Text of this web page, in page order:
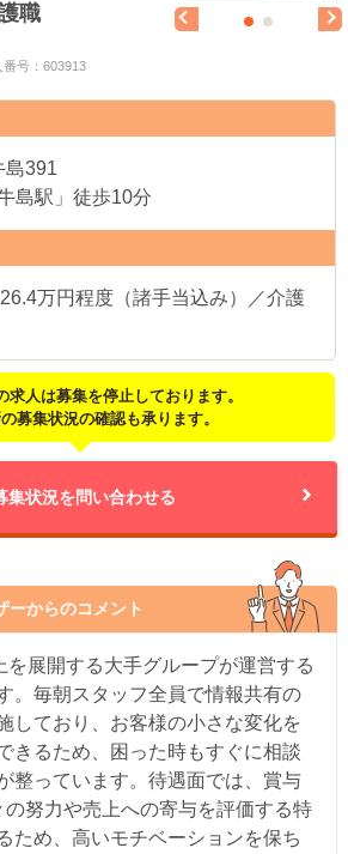
職
番号：603913
島391
島駅」徒歩10分
万円程度（諸手当込み）／介護
求人は募集を停止しております。
募集状況の確認も承ります。
集状況を問い合わせる
ーからのコメント
を展開する大手グループが運営する
。毎朝スタッフ全員で情報共有の
しており、お客様の小さな変化を
きるため、困った時もすぐに相談
整っています。待遇面では、賞与
努力や売上への寄与を評価する特
ため、高いモチベーションを保ち